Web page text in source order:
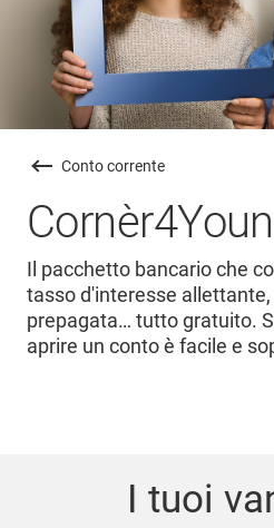
Conto corrente
Il pacchetto bancario che
tasso d'interesse
prepagata… tutto gratuito.
aprire un conto è facile e
I tuoi